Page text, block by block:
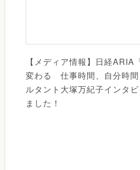
【メディア情報】日経ARIA
変わる 仕事時間、自分時間
ルタント大塚万紀子インタ
ました！